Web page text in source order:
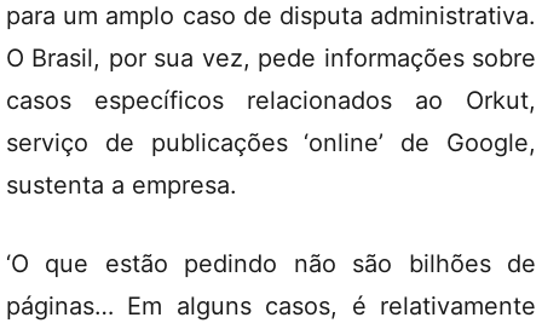
para um amplo caso de disputa administrativa.
O Brasil, por sua vez, pede informações sobre
casos específicos relacionados ao Orkut,
serviço de publicações ‘online’ de Google,
sustenta a empresa.
‘O que estão pedindo não são bilhões de
páginas… Em alguns casos, é relativamente